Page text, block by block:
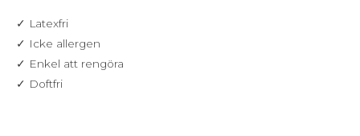
✓ Latexfri
✓ Icke allergen
✓ Enkel att rengöra
✓ Doftfri